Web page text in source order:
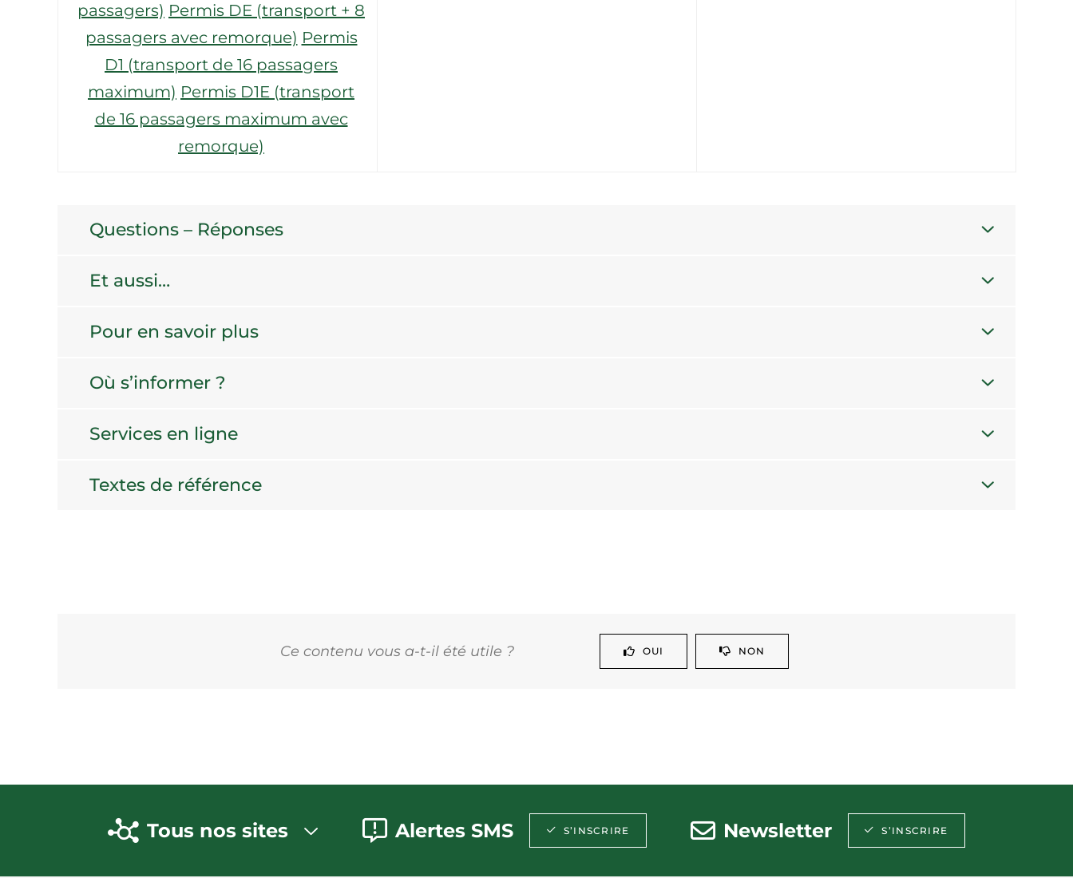
passagers) Permis DE (transport + 8
passagers avec remorque) Permis
D1 (transport de 16 passagers
maximum) Permis D1E (transport
de 16 passagers maximum avec
remorque)
Questions – Réponses
Et aussi…
Pour en savoir plus
Où s’informer ?
Services en ligne
Textes de référence
Ce contenu vous a-t-il été utile ? OUI NON
Tous nos sites Alertes SMS S’INSCRIRE Newsletter S’INSCRIRE